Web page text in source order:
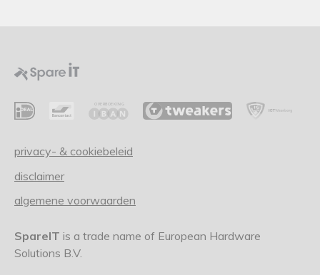
privacy- & cookiebeleid
disclaimer
algemene voorwaarden
SpareIT is a trade name of European Hardware
Solutions B.V.